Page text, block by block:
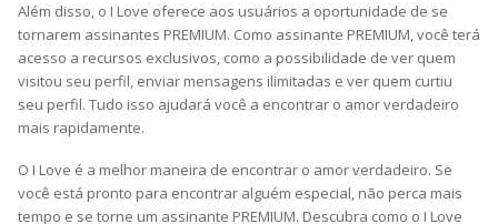
Além disso, o I Love oferece aos usuários a oportunidade de se
tornarem assinantes PREMIUM. Como assinante PREMIUM, você terá
acesso a recursos exclusivos, como a possibilidade de ver quem
visitou seu perfil, enviar mensagens ilimitadas e ver quem curtiu
seu perfil. Tudo isso ajudará você a encontrar o amor verdadeiro
mais rapidamente.
O I Love é a melhor maneira de encontrar o amor verdadeiro. Se
você está pronto para encontrar alguém especial, não perca mais
tempo e se torne um assinante PREMIUM. Descubra como o I Love